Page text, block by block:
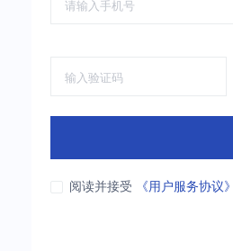
阅读并接受 《用户服务协议》